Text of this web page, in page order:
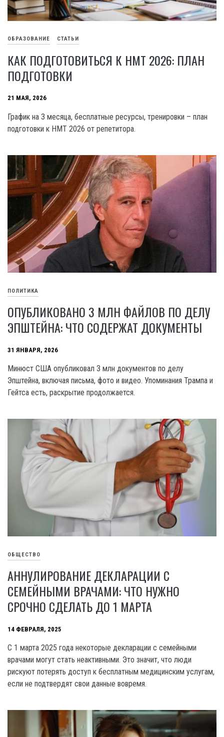
ОБРАЗОВАНИЕ СТАТЬИ
КАК ПОДГОТОВИТЬСЯ К НМТ 2026: ПЛАН
ПОДГОТОВКИ
21 МАЯ, 2026
График на 3 месяца, бесплатные ресурсы, тренировки – план
подготовки к НМТ 2026 от репетитора.
ПОЛИТИКА
ОПУБЛИКОВАНО 3 МЛН ФАЙЛОВ ПО ДЕЛУ
ЭПШТЕЙНА: ЧТО СОДЕРЖАТ ДОКУМЕНТЫ
31 ЯНВАРЯ, 2026
Минюст США опубликовал 3 млн документов по делу
Эпштейна, включая письма, фото и видео. Упоминания Трампа и
Гейтса есть, раскрытие продолжается.
ОБЩЕСТВО
АННУЛИРОВАНИЕ ДЕКЛАРАЦИИ С
СЕМЕЙНЫМИ ВРАЧАМИ: ЧТО НУЖНО
СРОЧНО СДЕЛАТЬ ДО 1 МАРТА
14 ФЕВРАЛЯ, 2025
С 1 марта 2025 года некоторые декларации с семейными
врачами могут стать неактивными. Это значит, что люди
рискуют потерять доступ к бесплатным медицинским услугам,
если не подтвердят свои данные вовремя.